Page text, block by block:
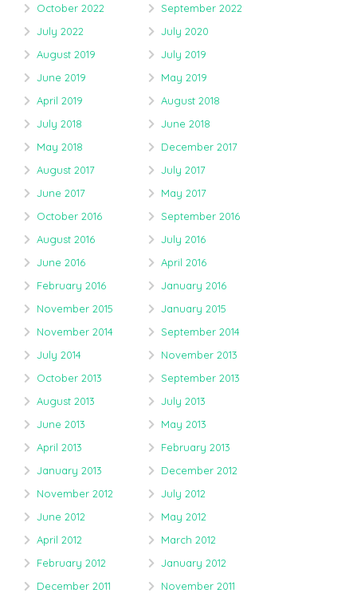
October 2022
September 2022
July 2022
July 2020
August 2019
July 2019
June 2019
May 2019
April 2019
August 2018
July 2018
June 2018
May 2018
December 2017
August 2017
July 2017
June 2017
May 2017
October 2016
September 2016
August 2016
July 2016
June 2016
April 2016
February 2016
January 2016
November 2015
January 2015
November 2014
September 2014
July 2014
November 2013
October 2013
September 2013
August 2013
July 2013
June 2013
May 2013
April 2013
February 2013
January 2013
December 2012
November 2012
July 2012
June 2012
May 2012
April 2012
March 2012
February 2012
January 2012
December 2011
November 2011